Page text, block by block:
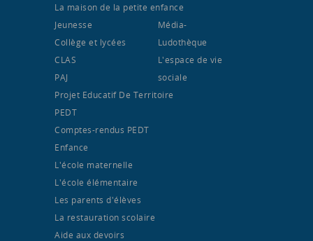
La maison de la petite enfance
Jeunesse
Collège et lycées
CLAS
PAJ
Média-
Ludothèque
Projet Educatif De Territoire
PEDT
Comptes-rendus PEDT
Enfance
L'école maternelle
L'école élémentaire
Les parents d'élèves
La restauration scolaire
Aide aux devoirs
L'espace de vie
sociale